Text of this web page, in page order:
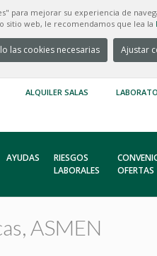
para mejorar su experiencia de
sitio web, le recomendamos que lea la
las cookies necesarias Ajustar
ALQUILER SALAS
AYUDAS
RIESGOS
LABORALES
OFERTAS
ASMEN